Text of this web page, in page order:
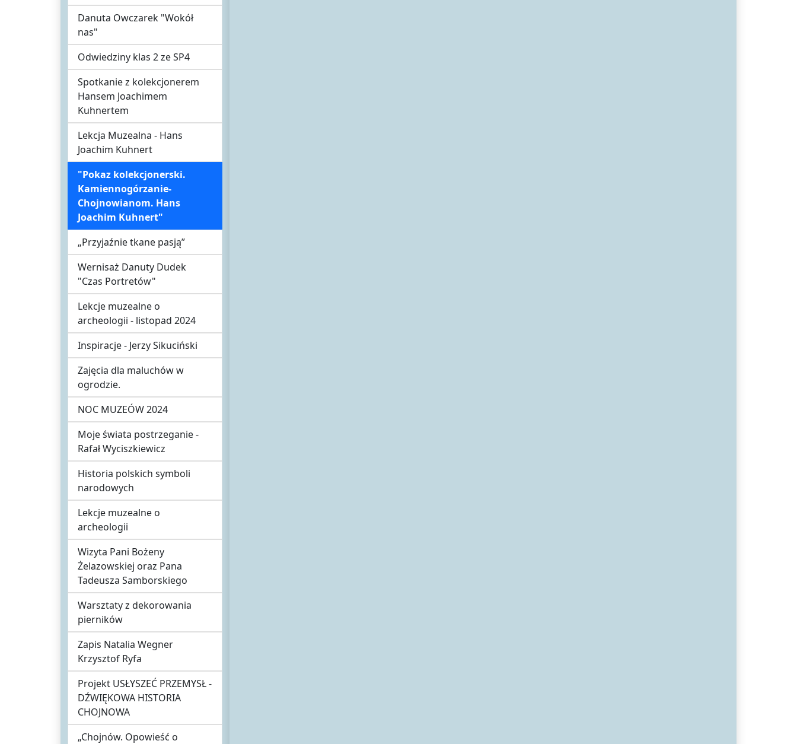
Danuta Owczarek "Wokół
nas"
Odwiedziny klas 2 ze SP4
Spotkanie z kolekcjonerem
Hansem Joachimem
Kuhnertem
Lekcja Muzealna - Hans
Joachim Kuhnert
"Pokaz kolekcjonerski.
Kamiennogórzanie-
Chojnowianom. Hans
Joachim Kuhnert"
„Przyjaźnie tkane pasją”
Wernisaż Danuty Dudek
"Czas Portretów"
Lekcje muzealne o
archeologii - listopad 2024
Inspiracje - Jerzy Sikuciński
Zajęcia dla maluchów w
ogrodzie.
NOC MUZEÓW 2024
Moje świata postrzeganie -
Rafał Wyciszkiewicz
Historia polskich symboli
narodowych
Lekcje muzealne o
archeologii
Wizyta Pani Bożeny
Żelazowskiej oraz Pana
Tadeusza Samborskiego
Warsztaty z dekorowania
pierników
Zapis Natalia Wegner
Krzysztof Ryfa
Projekt USŁYSZEĆ PRZEMYSŁ -
DŹWIĘKOWA HISTORIA
CHOJNOWA
„Chojnów. Opowieść o